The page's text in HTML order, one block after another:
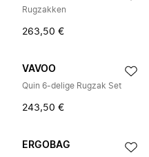
Rugzakken
263,50 €
VAVOO
Quin 6-delige Rugzak Set
243,50 €
ERGOBAG